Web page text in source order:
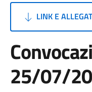
LINK E
25/07/